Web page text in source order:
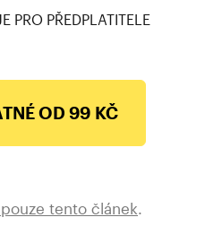
PRO PŘEDPLATITELE
OD 99 KČ
tento článek